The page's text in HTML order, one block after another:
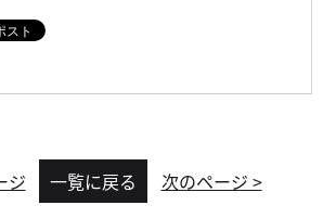
ジ 一覧に戻る 次のページ >